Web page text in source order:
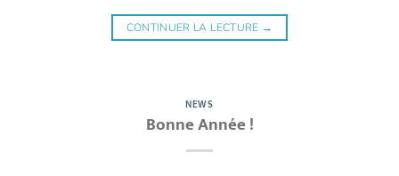
CONTINUER LA LECTURE →
NEWS
Bonne Année !